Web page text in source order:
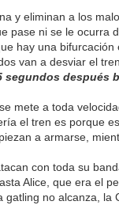
y eliminan a los
pase ni se le ocurra
hay una bifurcación
van a desviar el
segundos después
mete a toda
el tren es porque
a armarse,
con toda su
Alice, que era el
no alcanza,